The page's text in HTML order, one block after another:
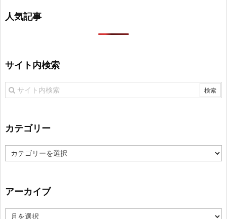
人気記事
サイト内検索
カテゴリー
テ
ー
アーカイブ